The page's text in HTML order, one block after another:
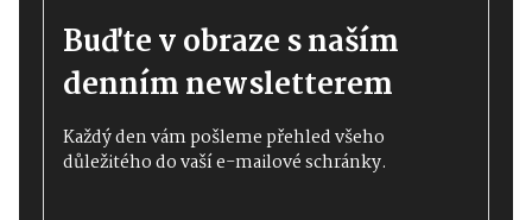
Buďte v obraze s naším
denním newsletterem
Každý den vám pošleme přehled všeho
důležitého do vaší e-mailové schránky.